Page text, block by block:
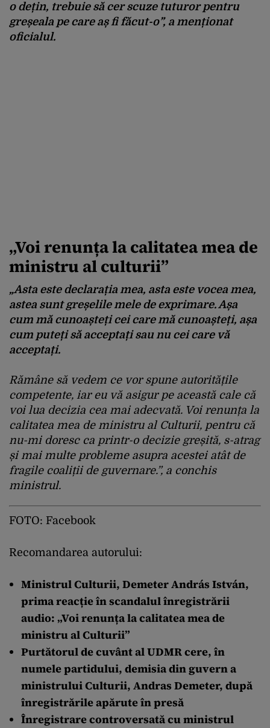
o dețin, trebuie să cer scuze tuturor pentru
greșeala pe care aș fi făcut-o”, a menționat
oficialul.
„Voi renunța la calitatea mea de
ministru al culturii”
„Asta este declarația mea, asta este vocea mea,
astea sunt greșelile mele de exprimare. Așa
cum mă cunoașteți cei care mă cunoașteți, așa
cum puteți să acceptați sau nu cei care vă
acceptați.
Rămâne să vedem ce vor spune autoritățile
competente, iar eu vă asigur pe această cale că
voi lua decizia cea mai adecvată. Voi renunța la
calitatea mea de ministru al Culturii, pentru că
nu-mi doresc ca printr-o decizie greșită, s-atrag
și mai multe probleme asupra acestei atât de
fragile coaliții de guvernare.”, a conchis
ministrul.
FOTO: Facebook
Recomandarea autorului:
Ministrul Culturii, Demeter András István,
prima reacție în scandalul înregistrării
audio: „Voi renunța la calitatea mea de
ministru al Culturii”
Purtătorul de cuvânt al UDMR cere, în
numele partidului, demisia din guvern a
ministrului Culturii, Andras Demeter, după
înregistrările apărute în presă
Înregistrare controversată cu ministrul